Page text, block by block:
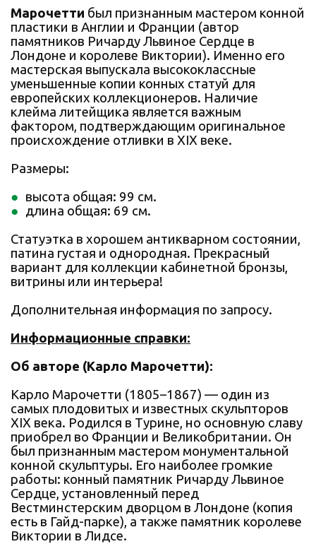
Марочетти был признанным мастером конной
пластики в Англии и Франции (автор
памятников Ричарду Львиное Сердце в
Лондоне и королеве Виктории). Именно его
мастерская выпускала высококлассные
уменьшенные копии конных статуй для
европейских коллекционеров. Наличие
клейма литейщика является важным
фактором, подтверждающим оригинальное
происхождение отливки в XIX веке.
Размеры:
высота общая: 99 см.
длина общая: 69 см.
Статуэтка в хорошем антикварном состоянии,
патина густая и однородная. Прекрасный
вариант для коллекции кабинетной бронзы,
витрины или интерьера!
Дополнительная информация по запросу.
Информационные справки:
Об авторе (Карло Марочетти):
Карло Марочетти (1805–1867) — один из
самых плодовитых и известных скульпторов
XIX века. Родился в Турине, но основную славу
приобрел во Франции и Великобритании. Он
был признанным мастером монументальной
конной скульптуры. Его наиболее громкие
работы: конный памятник Ричарду Львиное
Сердце, установленный перед
Вестминстерским дворцом в Лондоне (копия
есть в Гайд-парке), а также памятник королеве
Виктории в Лидсе.